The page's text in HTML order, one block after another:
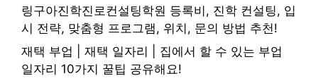
링구아진학진로컨설팅학원 등록비, 진학 컨설팅, 입
시 전략, 맞춤형 프로그램, 위치, 문의 방법 추천!
재택 부업 | 재택 일자리 | 집에서 할 수 있는 부업
일자리 10가지 꿀팁 공유해요!